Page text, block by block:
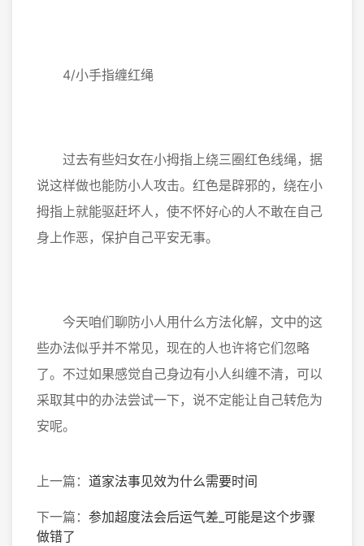
4/小手指缠红绳
过去有些妇女在小拇指上绕三圈红色线绳，据
说这样做也能防小人攻击。红色是辟邪的，绕在小
拇指上就能驱赶坏人，使不怀好心的人不敢在自己
身上作恶，保护自己平安无事。
今天咱们聊防小人用什么方法化解，文中的这
些办法似乎并不常见，现在的人也许将它们忽略
了。不过如果感觉自己身边有小人纠缠不清，可以
采取其中的办法尝试一下，说不定能让自己转危为
安呢。
上一篇： 道家法事见效为什么需要时间
下一篇： 参加超度法会后运气差_可能是这个步骤
做错了